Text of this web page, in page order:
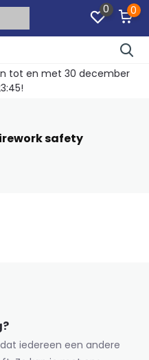
0 0
tot en met 30 december
safety
iedereen een andere